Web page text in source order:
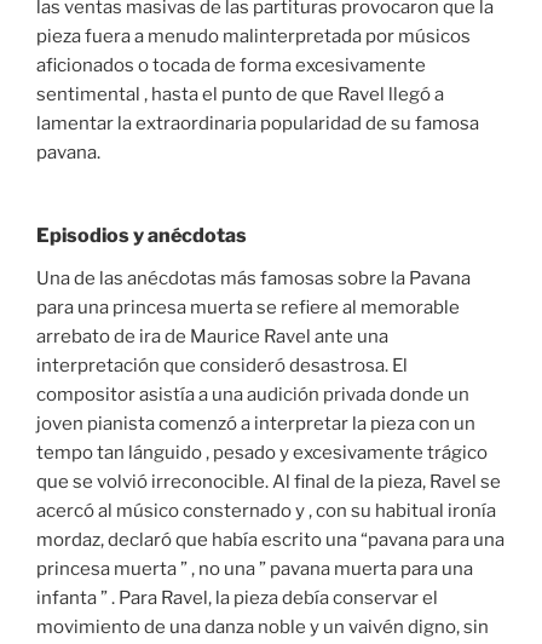
las ventas masivas de las partituras provocaron que la
pieza fuera a menudo malinterpretada por músicos
aficionados o tocada de forma excesivamente
sentimental , hasta el punto de que Ravel llegó a
lamentar la extraordinaria popularidad de su famosa
pavana.
Episodios y anécdotas
Una de las anécdotas más famosas sobre la Pavana
para una princesa muerta se refiere al memorable
arrebato de ira de Maurice Ravel ante una
interpretación que consideró desastrosa. El
compositor asistía a una audición privada donde un
joven pianista comenzó a interpretar la pieza con un
tempo tan lánguido , pesado y excesivamente trágico
que se volvió irreconocible. Al final de la pieza, Ravel se
acercó al músico consternado y , con su habitual ironía
mordaz, declaró que había escrito una “pavana para una
princesa muerta ” , no una ” pavana muerta para una
infanta ” . Para Ravel, la pieza debía conservar el
movimiento de una danza noble y un vaivén digno, sin